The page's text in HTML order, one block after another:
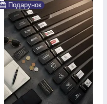
Подарунок